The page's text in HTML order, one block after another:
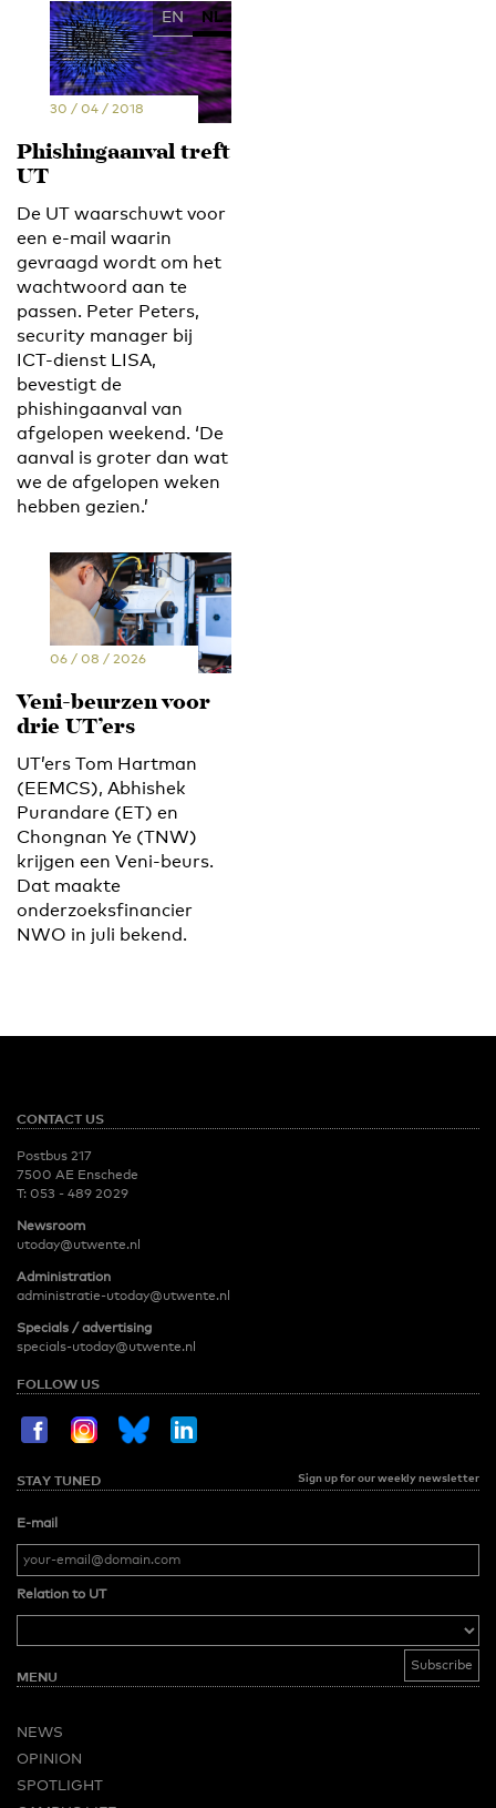
EN NL
30 / 04 / 2018
Phishingaanval treft
UT
De UT waarschuwt voor
een e-mail waarin
gevraagd wordt om het
wachtwoord aan te
passen. Peter Peters,
security manager bij
ICT-dienst LISA,
bevestigt de
phishingaanval van
afgelopen weekend. ‘De
aanval is groter dan wat
we de afgelopen weken
hebben gezien.’
06 / 08 / 2026
Veni-beurzen voor
drie UT’ers
UT’ers Tom Hartman
(EEMCS), Abhishek
Purandare (ET) en
Chongnan Ye (TNW)
krijgen een Veni-beurs.
Dat maakte
onderzoeksfinancier
NWO in juli bekend.
CONTACT US
Postbus 217
7500 AE Enschede
T: 053 - 489 2029
Newsroom
utoday@utwente.nl
Administration
administratie-utoday@utwente.nl
Specials / advertising
specials-utoday@utwente.nl
FOLLOW US
STAY TUNED Sign up for our weekly newsletter
E-mail
Relation to UT
MENU
NEWS
OPINION
SPOTLIGHT